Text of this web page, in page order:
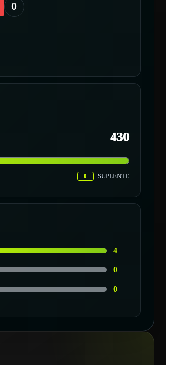
0
430
0 SUPLENTE
4
0
0